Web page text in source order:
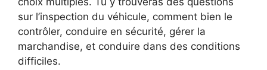
sur l’inspection du véhicule, comment bien le
contrôler, conduire en sécurité, gérer la
marchandise, et conduire dans des conditions
difficiles.